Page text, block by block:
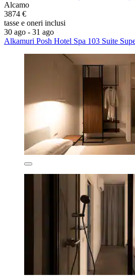
Alcamo
3874 €
tasse e oneri inclusi
30 ago - 31 ago
Alkamuri Posh Hotel Spa 103 Suite